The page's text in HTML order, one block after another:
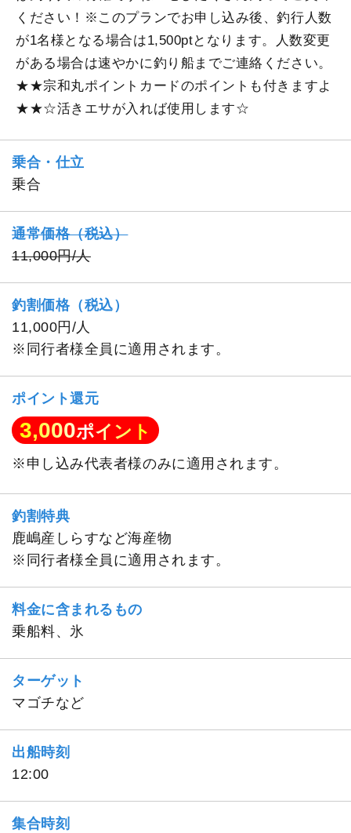
ください！※このプランでお申し込み後、釣行人数
が1名様となる場合は1,500ptとなります。人数変更
がある場合は速やかに釣り船までご連絡ください。
★★宗和丸ポイントカードのポイントも付きますよ
★★☆活きエサが入れば使用します☆
乗合・仕立
乗合
通常価格（税込）
11,000円/人
釣割価格（税込）
11,000円/人
※同行者様全員に適用されます。
ポイント還元
3,000ポイント
※申し込み代表者様のみに適用されます。
釣割特典
鹿嶋産しらすなど海産物
※同行者様全員に適用されます。
料金に含まれるもの
乗船料、氷
ターゲット
マゴチなど
出船時刻
12:00
集合時刻